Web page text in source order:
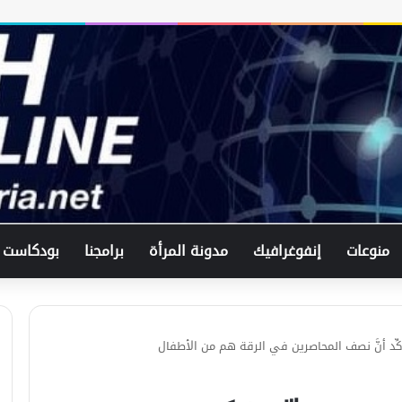
منوعات إنفوغرافيك مدونة المرأة برامجنا بودكاست
أنَّ نصف المحاصرين في الرقة هم من الأطفال
في اتصال هاتفي .. وزير الخارجيّة
التطورات.
الرئيس الشرع يستقبل وفد من شركة